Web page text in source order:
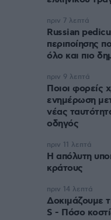
Russian
περιποίησης
όλο και πιο
πριν 7 λεπτά
Ποιοι φορείς
ενημέρωση
νέας
οδηγός
πριν 9 λεπτά
Η απόλυτη
κράτους
πριν 11 λεπτά
Δοκιμάζουμε
S - Πόσο
πριν 14 λεπτά